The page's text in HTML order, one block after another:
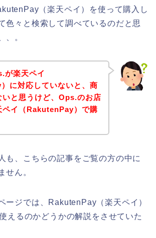
（楽天ペイ）を使って購入し
色々と検索して調べているのだと思
、。
が楽天ペイ
に対応していないと、商
いと思うけど、Ops.のお店
ペイ（RakutenPay）で購
も、こちらの記事をご覧の方の中に
せん。
ージでは、RakutenPay（楽天ペイ）
えるのかどうかの解説をさせていた